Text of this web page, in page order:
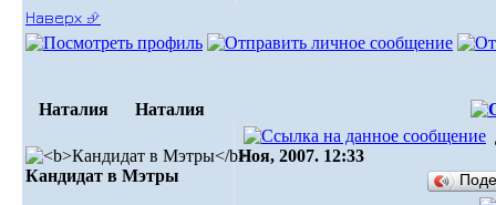
Наверх ⮵
Наталия Наталия
Кандидат в Мэтры
Ноя, 2007. 12:33